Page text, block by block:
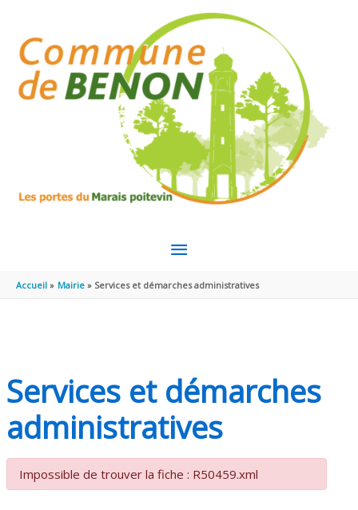
MENU
PRINCIPAL
Accueil Mairie Services et démarches administratives
Services et démarches
administratives
Impossible de trouver la fiche : R50459.xml